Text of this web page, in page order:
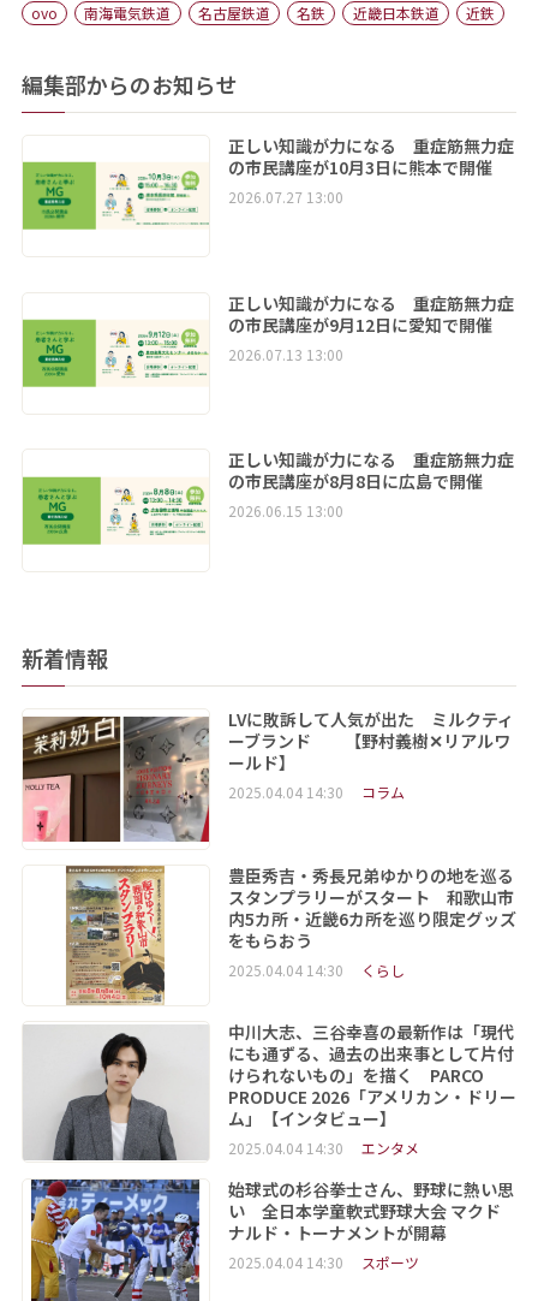
ovo 南海電気鉄道 名古屋鉄道 名鉄 近畿日本鉄道 近鉄
編集部からのお知らせ
正しい知識が力になる 重症筋無力症
の市民講座が10月3日に熊本で開催
2026.07.27 13:00
正しい知識が力になる 重症筋無力症
の市民講座が9月12日に愛知で開催
2026.07.13 13:00
正しい知識が力になる 重症筋無力症
の市民講座が8月8日に広島で開催
2026.06.15 13:00
新着情報
LVに敗訴して人気が出た ミルクティ
ーブランド 【野村義樹✕リアルワ
ールド】
2025.04.04 14:30 コラム
豊臣秀吉・秀長兄弟ゆかりの地を巡る
スタンプラリーがスタート 和歌山市
内5カ所・近畿6カ所を巡り限定グッズ
をもらおう
2025.04.04 14:30 くらし
中川大志、三谷幸喜の最新作は「現代
にも通ずる、過去の出来事として片付
けられないもの」を描く PARCO
PRODUCE 2026「アメリカン・ドリー
ム」【インタビュー】
2025.04.04 14:30 エンタメ
始球式の杉谷拳士さん、野球に熱い思
い 全日本学童軟式野球大会 マクド
ナルド・トーナメントが開幕
2025.04.04 14:30 スポーツ